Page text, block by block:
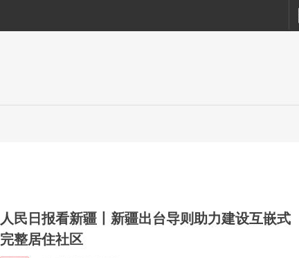
人民日报看新疆丨新疆出台导则助力建设互嵌式
完整居住社区